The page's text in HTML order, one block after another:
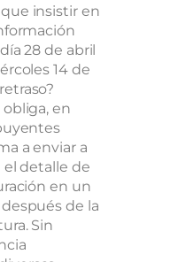
insistir en
28 de abril
14 de
en
a enviar a
el detalle de
en un
de la
Sin